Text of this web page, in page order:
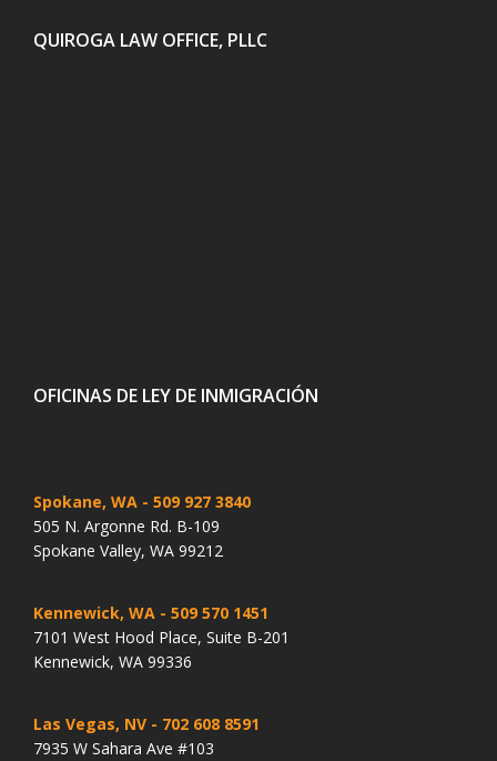
QUIROGA LAW OFFICE, PLLC
OFICINAS DE LEY DE INMIGRACIÓN
Spokane, WA - 509 927 3840
505 N. Argonne Rd. B-109
Spokane Valley, WA 99212
Kennewick, WA - 509 570 1451
7101 West Hood Place, Suite B-201
Kennewick, WA 99336
Las Vegas, NV - 702 608 8591
7935 W Sahara Ave #103